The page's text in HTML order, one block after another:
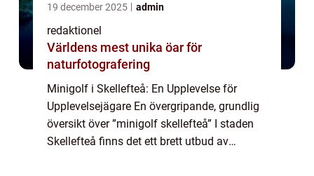
19 december 2025 admin
redaktionel
Världens mest unika öar för
naturfotografering
Minigolf i Skellefteå: En Upplevelse för
Upplevelsejägare En övergripande, grundlig
översikt över ”minigolf skellefteå” I staden
Skellefteå finns det ett brett utbud av